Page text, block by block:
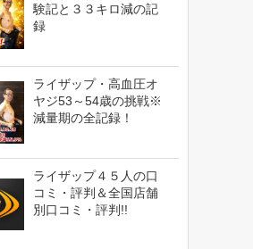
験記と３３キロ減の記
録
ライザップ・高血圧オ
ヤジ53～54歳の挑戦※
減量期の全記録！
ライザップ４５人の口
コミ・評判＆全国店舗
別口コミ・評判!!